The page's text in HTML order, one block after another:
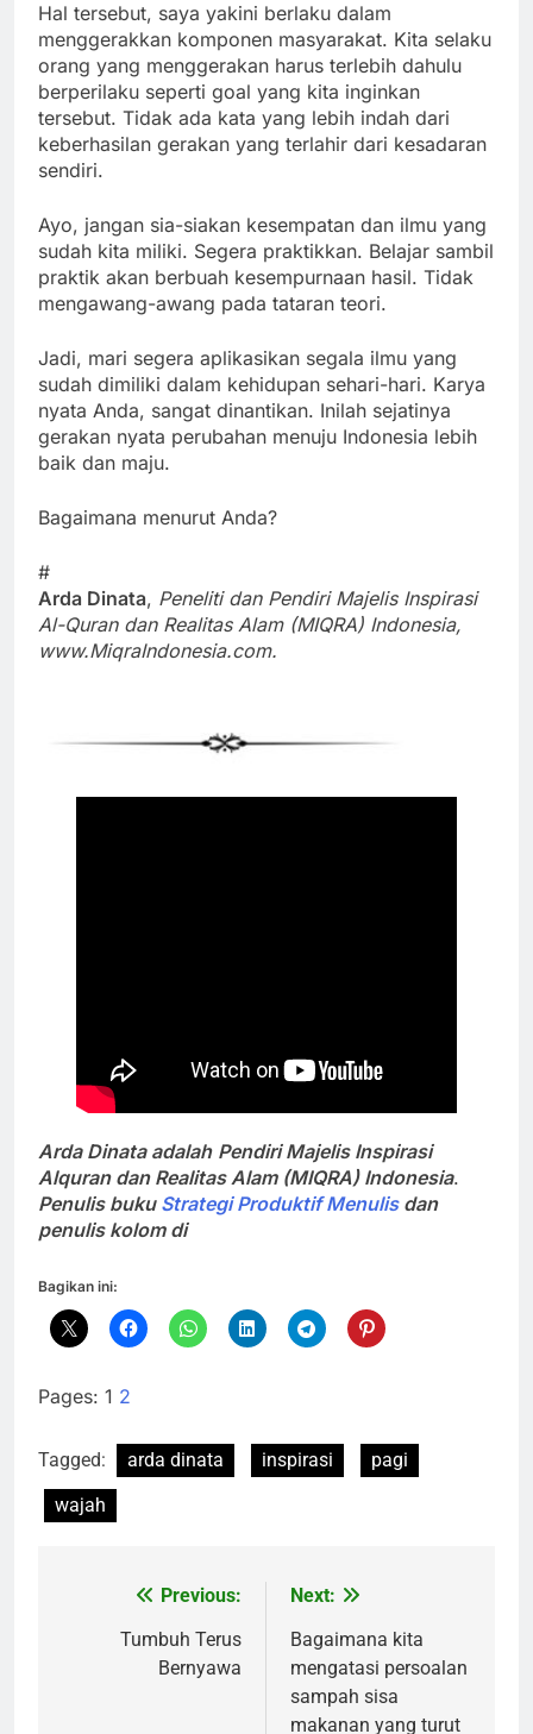
Hal tersebut, saya yakini berlaku dalam
menggerakkan komponen masyarakat. Kita selaku
orang yang menggerakan harus terlebih dahulu
berperilaku seperti goal yang kita inginkan
tersebut. Tidak ada kata yang lebih indah dari
keberhasilan gerakan yang terlahir dari kesadaran
sendiri.
Ayo, jangan sia-siakan kesempatan dan ilmu yang
sudah kita miliki. Segera praktikkan. Belajar sambil
praktik akan berbuah kesempurnaan hasil. Tidak
mengawang-awang pada tataran teori.
Jadi, mari segera aplikasikan segala ilmu yang
sudah dimiliki dalam kehidupan sehari-hari. Karya
nyata Anda, sangat dinantikan. Inilah sejatinya
gerakan nyata perubahan menuju Indonesia lebih
baik dan maju.
Bagaimana menurut Anda?
#
Arda Dinata, Peneliti dan Pendiri Majelis Inspirasi
Al-Quran dan Realitas Alam (MIQRA) Indonesia,
www.MiqraIndonesia.com.
Arda Dinata adalah Pendiri Majelis Inspirasi
Alquran dan Realitas Alam (MIQRA) Indonesia.
Penulis buku Strategi Produktif Menulisdan
penulis kolom di
Bagikan ini:
Pages: 1 2
Tagged: arda dinata inspirasi
pagi
wajah
NavigasiPrevious:
Tumbuh Terus
Bernyawa
Next:
Bagaimana kita
mengatasi persoalan
sampah sisa
makanan yang turut